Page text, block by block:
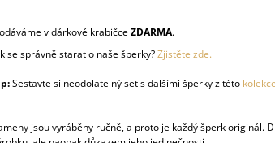
v dárkové krabičceZDARMA.
se správně starat o naše šperky?Zjistěte zde.
Sestavte si neodolatelný set s dalšími šperky z této
jsou vyráběny ručně, a proto je každý šperk originál.